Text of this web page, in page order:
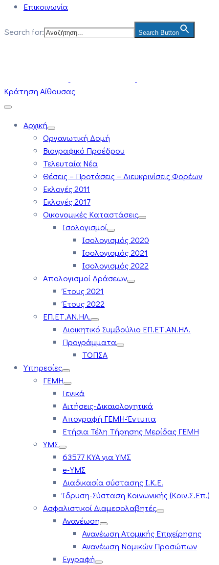
Επικοινωνία
Search for: Search Button
Κράτηση Αίθουσας
Αρχική
Οργανωτική Δομή
Βιογραφικό Προέδρου
Τελευταία Νέα
Θέσεις – Προτάσεις – Διευκρινίσεις Φορέων
Εκλογές 2011
Εκλογές 2017
Οικονομικές Καταστάσεις
Ισολογισμοί
Ισολογισμός 2020
Ισολογισμός 2021
Ισολογισμός 2022
Απολογισμοί Δράσεων
Έτους 2021
Έτους 2022
ΕΠ.ΕΤ.ΑΝ.ΗΛ.
Διοικητικό Συμβούλιο ΕΠ.ΕΤ.ΑΝ.ΗΛ.
Προγράμματα
ΤΟΠΣΑ
Υπηρεσίες
ΓΕΜΗ
Γενικά
Αιτήσεις-Δικαιολογητικά
Απογραφή ΓΕΜΗ-Έντυπα
Ετήσια Τέλη Τήρησης Μερίδας ΓΕΜΗ
ΥΜΣ
63577 ΚΥΑ για ΥΜΣ
e-ΥΜΣ
Διαδικασία σύστασης Ι.Κ.Ε.
Ίδρυση-Σύσταση Κοινωνικής (Κοιν.Σ.Επ.)
Ασφαλιστικοί Διαμεσολαβητές
Ανανέωση
Ανανέωση Ατομικής Επιχείρησης
Ανανέωση Νομικών Προσώπων
Εγγραφή